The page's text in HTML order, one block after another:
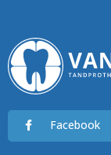
Facebook